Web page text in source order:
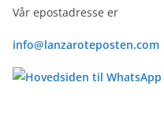
Vår epostadresse er
info@lanzaroteposten.com